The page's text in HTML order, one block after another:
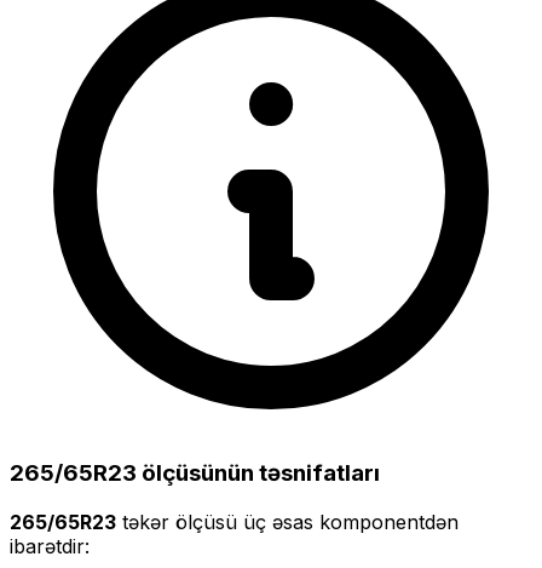
265/65R23 ölçüsünün təsnifatları
265/65R23 təkər ölçüsü üç əsas komponentdən
ibarətdir: